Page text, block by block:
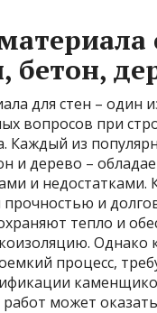
бетон,
для стен – один
вопросов при
Каждый из
и дерево –
и недостатками.
прочностью и
тепло и
Однако
процесс,
может